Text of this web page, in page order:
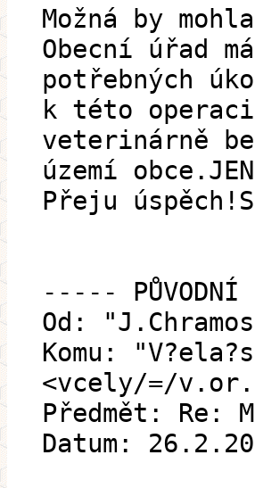
Možná by
Obecní úřad
potřebných
k této
veterinárně
území
Přeju
-----
Od:
Komu:
<vcely/=/
Předmět: Re:
Datum: